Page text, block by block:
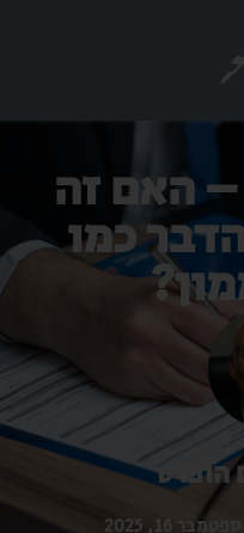
– האם זה
כמו
הופרט
ספטמבר 16, 2025